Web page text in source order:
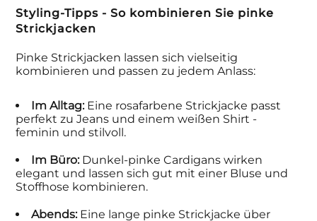
Styling-Tipps - So kombinieren Sie pinke
Strickjacken
Pinke Strickjacken lassen sich vielseitig
kombinieren und passen zu jedem Anlass:
Im Alltag:Eine rosafarbene Strickjacke passt
perfekt zu Jeans und einem weißen Shirt -
feminin und stilvoll.
Im Büro:Dunkel-pinke Cardigans wirken
elegant und lassen sich gut mit einer Bluse und
Stoffhose kombinieren.
Abends:Eine lange pinke Strickjacke über